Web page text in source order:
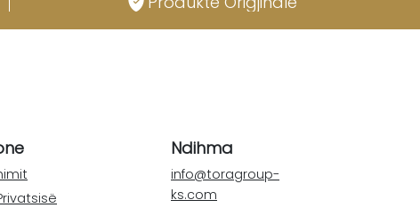
Ndihma
info@toragroup-
ks.com